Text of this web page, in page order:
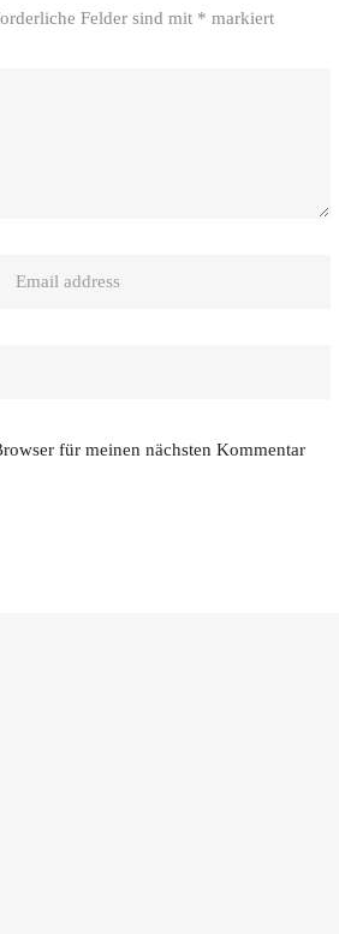
Felder sind mit * markiert
für meinen nächsten Kommentar